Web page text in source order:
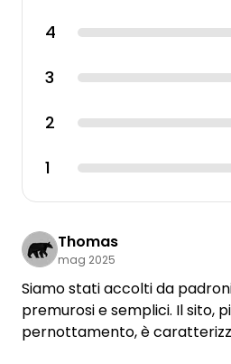
4
3
2
1
Thomas
mag 2025
Siamo stati accolti da
premurosi e semplici. Il sito,
pernottamento, è